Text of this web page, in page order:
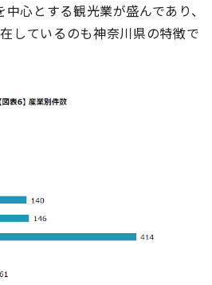
中心とする観光業が盛んであり、
しているのも神奈川県の特徴で